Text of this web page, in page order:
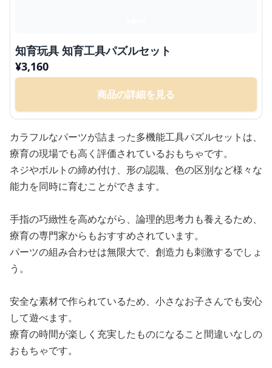
知育玩具 知育工具パズルセット
¥3,160
商品の詳細を見る
カラフルなパーツが詰まった多機能工具パズルセットは、
療育の現場でも高く評価されているおもちゃです。
ネジやボルトの締め付け、形の認識、色の区別など様々な
能力を同時に育むことができます。
手指の巧緻性を高めながら、論理的思考力も養えるため、
療育の専門家からもおすすめされています。
パーツの組み合わせは無限大で、創造力も刺激するでしょ
う。
安全な素材で作られているため、小さなお子さんでも安心
して遊べます。
療育の時間が楽しく充実したものになること間違いなしの
おもちゃです。